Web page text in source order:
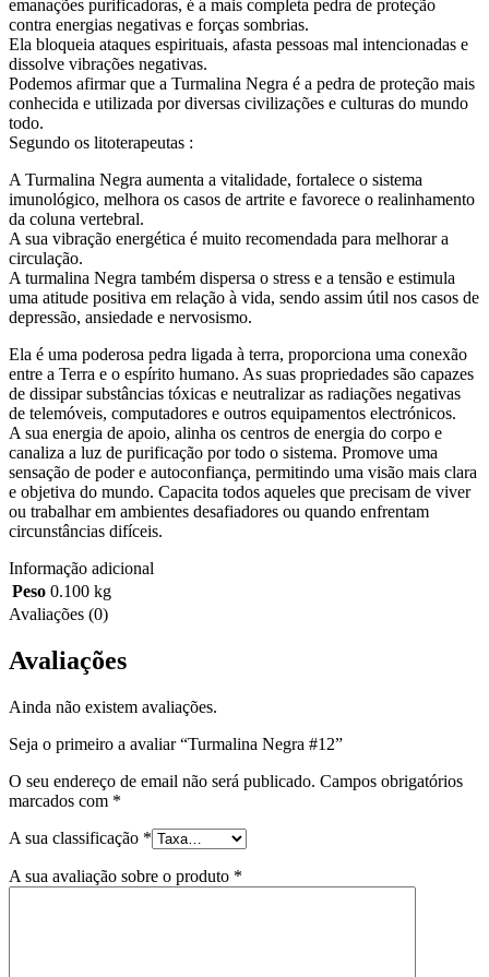
emanações purificadoras, é a mais completa pedra de proteção
contra energias negativas e forças sombrias.
Ela bloqueia ataques espirituais, afasta pessoas mal intencionadas e
dissolve vibrações negativas.
Podemos afirmar que a Turmalina Negra é a pedra de proteção mais
conhecida e utilizada por diversas civilizações e culturas do mundo
todo.
Segundo os litoterapeutas :
A Turmalina Negra aumenta a vitalidade, fortalece o sistema
imunológico, melhora os casos de artrite e favorece o realinhamento
da coluna vertebral.
A sua vibração energética é muito recomendada para melhorar a
circulação.
A turmalina Negra também dispersa o stress e a tensão e estimula
uma atitude positiva em relação à vida, sendo assim útil nos casos de
depressão, ansiedade e nervosismo.
Ela é uma poderosa pedra ligada à terra, proporciona uma conexão
entre a Terra e o espírito humano. As suas propriedades são capazes
de dissipar substâncias tóxicas e neutralizar as radiações negativas
de telemóveis, computadores e outros equipamentos electrónicos.
A sua energia de apoio, alinha os centros de energia do corpo e
canaliza a luz de purificação por todo o sistema. Promove uma
sensação de poder e autoconfiança, permitindo uma visão mais clara
e objetiva do mundo. Capacita todos aqueles que precisam de viver
ou trabalhar em ambientes desafiadores ou quando enfrentam
circunstâncias difíceis.
Informação adicional
Peso 0.100 kg
Avaliações (0)
Avaliações
Ainda não existem avaliações.
Seja o primeiro a avaliar “Turmalina Negra #12”
O seu endereço de email não será publicado. Campos obrigatórios
marcados com *
A sua classificação *
A sua avaliação sobre o produto *